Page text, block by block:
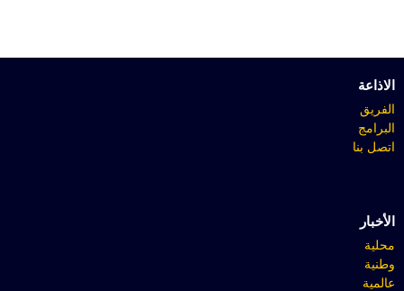
الاذاعة
الفريق
البرامج
اتصل بنا
الأخبار
محلية
وطنية
عالمية